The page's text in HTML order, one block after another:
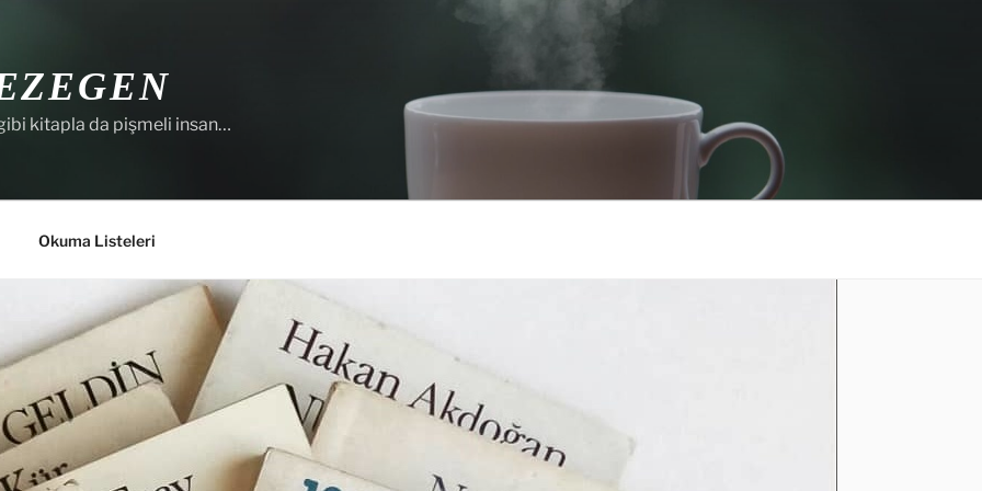
kitapla da pişmeli insan…
Okuma Listeleri